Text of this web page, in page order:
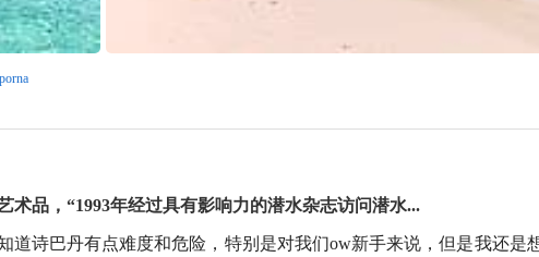
品，“1993年经过具有影响力的潜水杂志访问潜水...
道诗巴丹有点难度和危险，特别是对我们ow新手来说，但是我还